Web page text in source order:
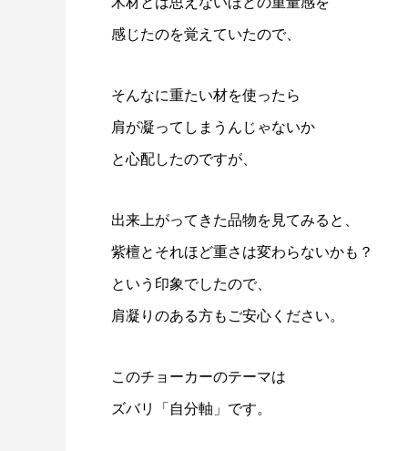
感じたのを覚えていたので、
そんなに重たい材を使ったら
肩が凝ってしまうんじゃないか
と心配したのですが、
出来上がってきた品物を見てみると、
紫檀とそれほど重さは変わらないかも？
という印象でしたので、
肩凝りのある方もご安心ください。
このチョーカーのテーマは
ズバリ「自分軸」です。